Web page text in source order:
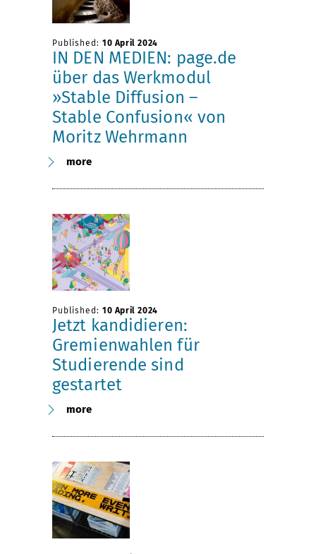
Published: 10 April 2024
IN DEN MEDIEN: page.de
über das Werkmodul
»Stable Diffusion –
Stable Confusion« von
Moritz Wehrmann
more
Published: 10 April 2024
Jetzt kandidieren:
Gremienwahlen für
Studierende sind
gestartet
more